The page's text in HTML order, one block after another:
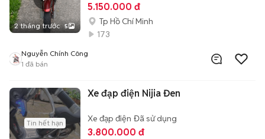
2 tháng trước 5
5.150.000 đ
Tp Hồ Chí Minh
173
Nguyễn Chính Công
1 đã bán
Tin hết hạn
Xe đạp điện Nijia Đen
Xe đạp điện Đã sử dụng
3.800.000 đ